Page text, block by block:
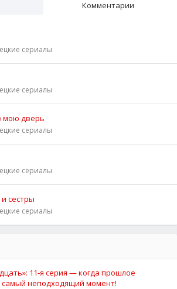
Комментарии
сериалы
сериалы
мою дверь
сериалы
сериалы
сестры
сериалы
11‑я серия — когда прошлое
самый неподходящий момент!